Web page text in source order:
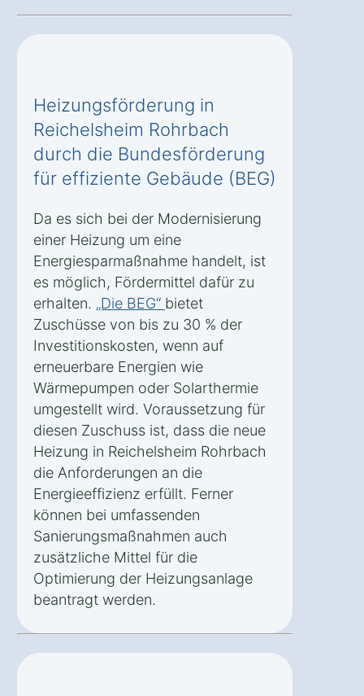
Heizungsförderung in
Reichelsheim Rohrbach
durch die Bundesförderung
für effiziente Gebäude (BEG)
Da es sich bei der Modernisierung
einer Heizung um eine
Energiesparmaßnahme handelt, ist
es möglich, Fördermittel dafür zu
erhalten. „Die BEG“ bietet
Zuschüsse von bis zu 30 % der
Investitionskosten, wenn auf
erneuerbare Energien wie
Wärmepumpen oder Solarthermie
umgestellt wird. Voraussetzung für
diesen Zuschuss ist, dass die neue
Heizung in Reichelsheim Rohrbach
die Anforderungen an die
Energieeffizienz erfüllt. Ferner
können bei umfassenden
Sanierungsmaßnahmen auch
zusätzliche Mittel für die
Optimierung der Heizungsanlage
beantragt werden.